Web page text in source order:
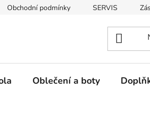
Obchodní podmínky SERVIS
Oblečení a boty